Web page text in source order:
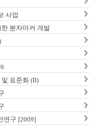
사업
분자마커 개발
표준화 (II)
연구 [2009]